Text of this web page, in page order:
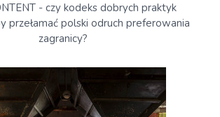
- czy kodeks dobrych praktyk
przełamać polski odruch preferowania
zagranicy?